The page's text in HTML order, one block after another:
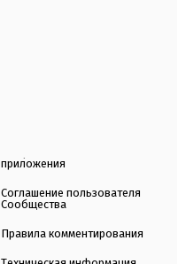
приложения
Соглашение пользователя
Сообщества
Правила комментирования